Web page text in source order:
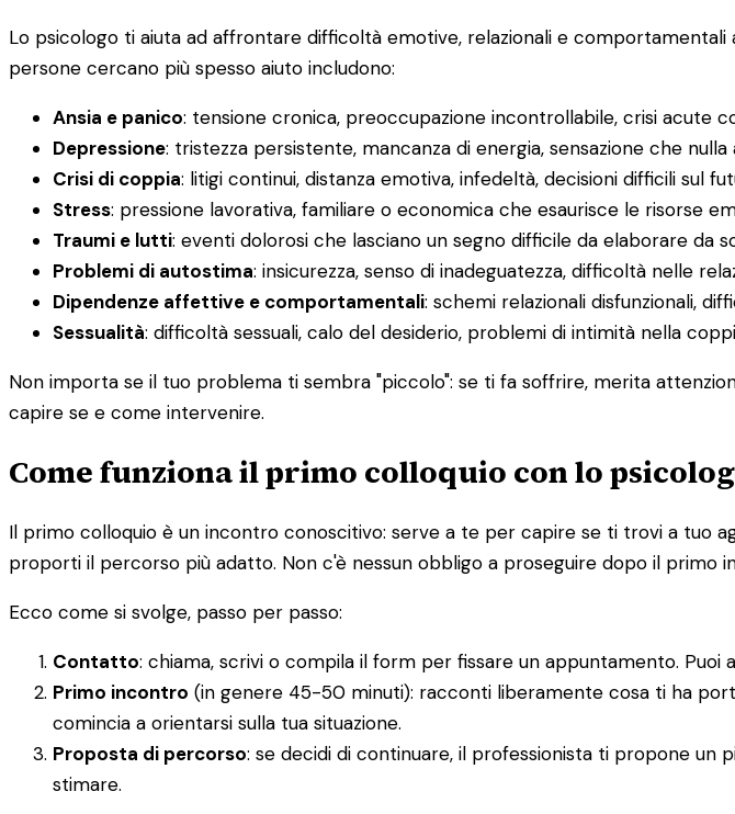
Lo psicologo ti aiuta ad affrontare difficoltà emotive, relazionali e
persone cercano più spesso aiuto includono:
Ansia e panico: tensione cronica, preoccupazione incontrollabile, crisi acute
Depressione: tristezza persistente, mancanza di energia, sensazione che nulla
Crisi di coppia: litigi continui, distanza emotiva, infedeltà, decisioni difficili sul
Stress: pressione lavorativa, familiare o economica che esaurisce le risorse
Traumi e lutti: eventi dolorosi che lasciano un segno difficile da elaborare da
Problemi di autostima: insicurezza, senso di inadeguatezza, difficoltà nelle
Dipendenze affettive e comportamentali: schemi relazionali disfunzionali,
Sessualità: difficoltà sessuali, calo del desiderio, problemi di intimità nella
Non importa se il tuo problema ti sembra "piccolo": se ti fa soffrire, merita
capire se e come intervenire.
Come funziona il primo colloquio con lo
Il primo colloquio è un incontro conoscitivo: serve a te per capire se ti trovi a tuo
proporti il percorso più adatto. Non c'è nessun obbligo a proseguire dopo il primo
Ecco come si svolge, passo per passo:
Contatto: chiama, scrivi o compila il form per fissare un appuntamento.
Primo incontro (in genere 45-50 minuti): racconti liberamente cosa ti ha
comincia a orientarsi sulla tua situazione.
Proposta di percorso: se decidi di continuare, il professionista ti propone un
stimare.